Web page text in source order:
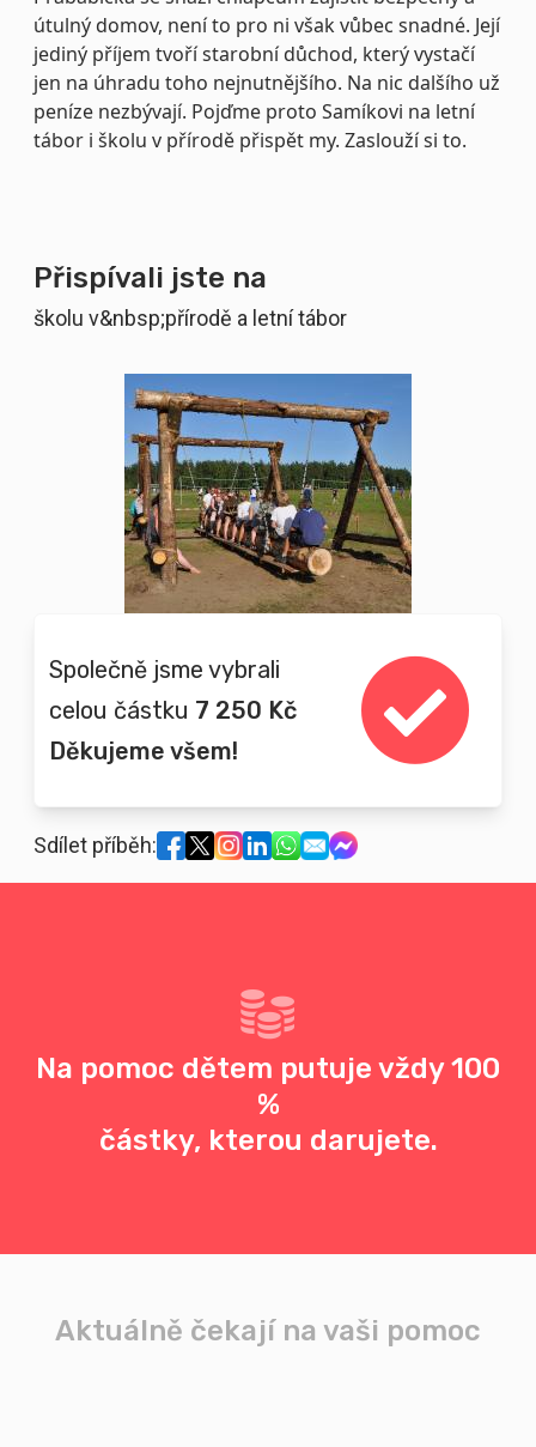
Přispívali jste na
školu v&nbsp;přírodě a letní tábor
Společně jsme vybrali
celou částku 7 250 Kč
Děkujeme všem!
Sdílet příběh:
útulný domov, není to pro ni však vůbec snadné. Její
jediný příjem tvoří starobní důchod, který vystačí
jen na úhradu toho nejnutnějšího. Na nic dalšího už
peníze nezbývají. Pojďme proto Samíkovi na letní
tábor i školu v přírodě přispět my. Zaslouží si to.
Na pomoc dětem putuje vždy 100
%
částky, kterou darujete.
Aktuálně čekají na vaši pomoc